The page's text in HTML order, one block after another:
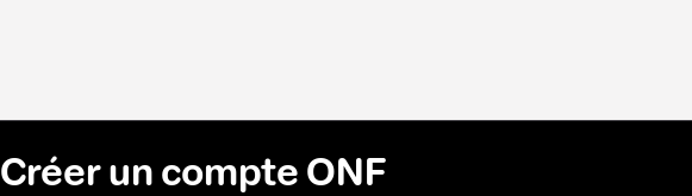
Créer un compte ONF